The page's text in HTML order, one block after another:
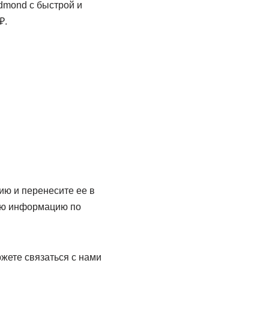
с быстрой и
и перенесите ее в
информацию по
связаться с нами